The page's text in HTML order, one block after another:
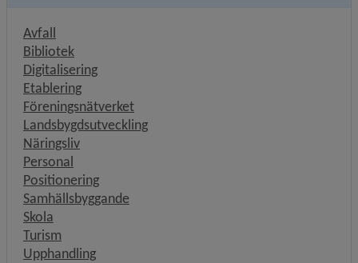
Avfall
Bibliotek
Digitalisering
Etablering
Föreningsnätverket
Landsbygdsutveckling
Näringsliv
Personal
Positionering
Samhällsbyggande
Skola
Turism
Upphandling